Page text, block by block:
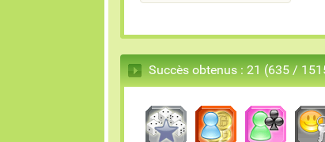
Succès obtenus : 21 (635 /